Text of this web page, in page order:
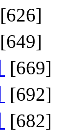
[626]
[649]
[669]
[692]
[682]